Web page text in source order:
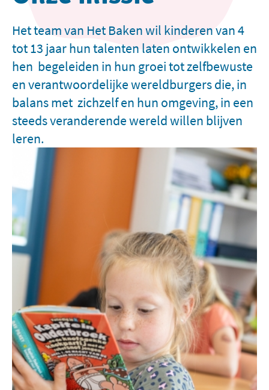
Het team van Het Baken wil kinderen van 4
tot 13 jaar hun talenten laten ontwikkelen en
hen begeleiden in hun groei tot zelfbewuste
en verantwoordelijke wereldburgers die, in
balans met zichzelf en hun omgeving, in een
steeds veranderende wereld willen blijven
leren.